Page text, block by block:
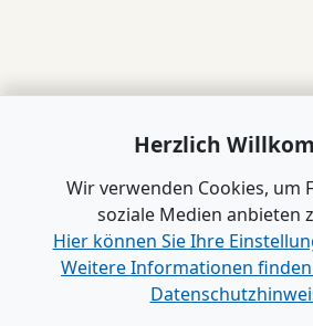
Herzlich
Wir verwenden Cookies, um
soziale Medien anbieten
Hier können Sie Ihre
Weitere Informationen